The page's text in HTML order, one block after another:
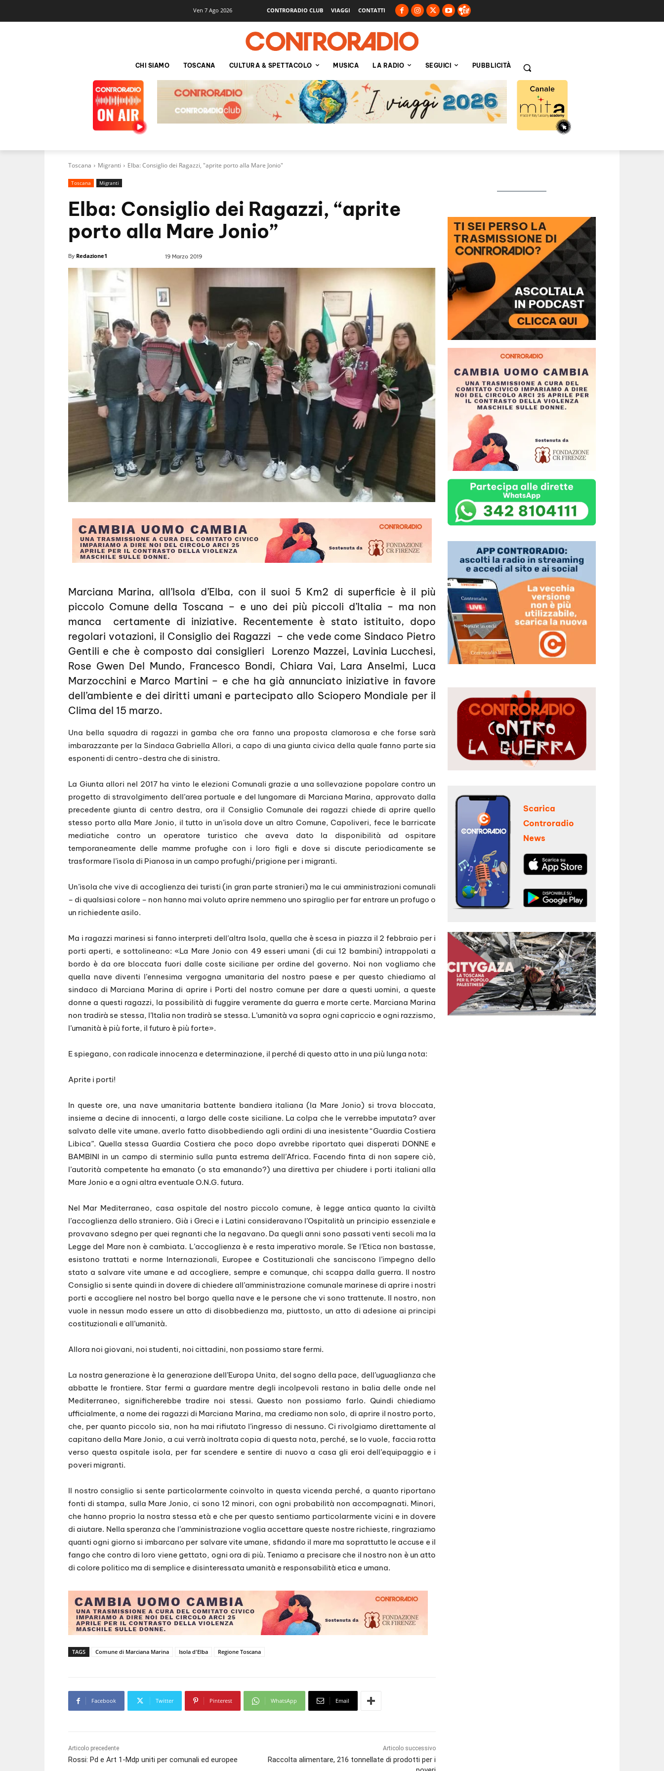
Ven 7 Ago 2026 CONTRORADIO CLUB VIAGGI CONTATTI
CHI SIAMO TOSCANA CULTURA & SPETTACOLO MUSICA LA RADIO SEGUICI PUBBLICITÀ
Toscana Migranti Elba: Consiglio dei Ragazzi, "aprite porto alla Mare Jonio"
Toscana Migranti
Elba: Consiglio dei Ragazzi, “aprite
porto alla Mare Jonio”
By Redazione1 19 Marzo 2019
Marciana Marina, all’Isola d’Elba, con il suoi 5 Km2 di superficie è il più
piccolo Comune della Toscana – e uno dei più piccoli d’Italia – ma non
manca certamente di iniziative. Recentemente è stato istituito, dopo
regolari votazioni, il Consiglio dei Ragazzi – che vede come Sindaco Pietro
Gentili e che è composto dai consiglieri Lorenzo Mazzei, Lavinia Lucchesi,
Rose Gwen Del Mundo, Francesco Bondi, Chiara Vai, Lara Anselmi, Luca
Marzocchini e Marco Martini – e che ha già annunciato iniziative in favore
dell’ambiente e dei diritti umani e partecipato allo Sciopero Mondiale per il
Clima del 15 marzo.
Una bella squadra di ragazzi in gamba che ora fanno una proposta clamorosa e che forse sarà
imbarazzante per la Sindaca Gabriella Allori, a capo di una giunta civica della quale fanno parte sia
esponenti di centro-destra che di sinistra.
La Giunta allori nel 2017 ha vinto le elezioni Comunali grazie a una sollevazione popolare contro un
progetto di stravolgimento dell’area portuale e del lungomare di Marciana Marina, approvato dalla
precedente giunta di centro destra, ora il Consiglio Comunale dei ragazzi chiede di aprire quello
stesso porto alla Mare Jonio, il tutto in un’isola dove un altro Comune, Capoliveri, fece le barricate
mediatiche contro un operatore turistico che aveva dato la disponibilità ad ospitare
temporaneamente delle mamme profughe con i loro figli e dove si discute periodicamente se
trasformare l’isola di Pianosa in un campo profughi/prigione per i migranti.
Un’isola che vive di accoglienza dei turisti (in gran parte stranieri) ma le cui amministrazioni comunali
– di qualsiasi colore – non hanno mai voluto aprire nemmeno uno spiraglio per far entrare un profugo o
un richiedente asilo.
Ma i ragazzi marinesi si fanno interpreti dell’altra Isola, quella che è scesa in piazza il 2 febbraio per i
porti aperti, e sottolineano: «La Mare Jonio con 49 esseri umani (di cui 12 bambini) intrappolati a
bordo è da ore bloccata fuori dalle coste siciliane per ordine del governo. Noi non vogliamo che
quella nave diventi l’ennesima vergogna umanitaria del nostro paese e per questo chiediamo al
sindaco di Marciana Marina di aprire i Porti del nostro comune per dare a questi uomini, a queste
donne a questi ragazzi, la possibilità di fuggire veramente da guerra e morte certe. Marciana Marina
non tradirà se stessa, l’Italia non tradirà se stessa. L’umanità va sopra ogni capriccio e ogni razzismo,
l’umanità è più forte, il futuro è più forte».
E spiegano, con radicale innocenza e determinazione, il perché di questo atto in una più lunga nota:
Aprite i porti!
In queste ore, una nave umanitaria battente bandiera italiana (la Mare Jonio) si trova bloccata,
insieme a decine di innocenti, a largo delle coste siciliane. La colpa che le verrebbe imputata? aver
salvato delle vite umane. averlo fatto disobbediendo agli ordini di una inesistente “Guardia Costiera
Libica”. Quella stessa Guardia Costiera che poco dopo avrebbe riportato quei disperati DONNE e
BAMBINI in un campo di sterminio sulla punta estrema dell’Africa. Facendo finta di non sapere ciò,
l’autorità competente ha emanato (o sta emanando?) una direttiva per chiudere i porti italiani alla
Mare Jonio e a ogni altra eventuale O.N.G. futura.
Nel Mar Mediterraneo, casa ospitale del nostro piccolo comune, è legge antica quanto la civiltà
l’accoglienza dello straniero. Già i Greci e i Latini consideravano l’Ospitalità un principio essenziale e
provavano sdegno per quei regnanti che la negavano. Da quegli anni sono passati venti secoli ma la
Legge del Mare non è cambiata. L’accoglienza è e resta imperativo morale. Se l’Etica non bastasse,
esistono trattati e norme Internazionali, Europee e Costituzionali che sanciscono l’impegno dello
stato a salvare vite umane e ad accogliere, sempre e comunque, chi scappa dalla guerra. Il nostro
Consiglio si sente quindi in dovere di chiedere all’amministrazione comunale marinese di aprire i nostri
porti e accogliere nel nostro bel borgo quella nave e le persone che vi sono trattenute. Il nostro, non
vuole in nessun modo essere un atto di disobbedienza ma, piuttosto, un atto di adesione ai principi
costituzionali e all’umanità.
Allora noi giovani, noi studenti, noi cittadini, non possiamo stare fermi.
La nostra generazione è la generazione dell’Europa Unita, del sogno della pace, dell’uguaglianza che
abbatte le frontiere. Star fermi a guardare mentre degli incolpevoli restano in balia delle onde nel
Mediterraneo, significherebbe tradire noi stessi. Questo non possiamo farlo. Quindi chiediamo
ufficialmente, a nome dei ragazzi di Marciana Marina, ma crediamo non solo, di aprire il nostro porto,
che, per quanto piccolo sia, non ha mai rifiutato l’ingresso di nessuno. Ci rivolgiamo direttamente al
capitano della Mare Jonio, a cui verrà inoltrata copia di questa nota, perché, se lo vuole, faccia rotta
verso questa ospitale isola, per far scendere e sentire di nuovo a casa gli eroi dell’equipaggio e i
poveri migranti.
Il nostro consiglio si sente particolarmente coinvolto in questa vicenda perché, a quanto riportano
fonti di stampa, sulla Mare Jonio, ci sono 12 minori, con ogni probabilità non accompagnati. Minori,
che hanno proprio la nostra stessa età e che per questo sentiamo particolarmente vicini e in dovere
di aiutare. Nella speranza che l’amministrazione voglia accettare queste nostre richieste, ringraziamo
quanti ogni giorno si imbarcano per salvare vite umane, sfidando il mare ma soprattutto le accuse e il
fango che contro di loro viene gettato, ogni ora di più. Teniamo a precisare che il nostro non è un atto
di colore politico ma di semplice e disinteressata umanità e responsabilità etica e umana.
TAGS Comune di Marciana Marina Isola d'Elba Regione Toscana
Facebook Twitter Pinterest WhatsApp Email
Articolo precedente
Rossi: Pd e Art 1-Mdp uniti per comunali ed europee
Articolo successivo
Raccolta alimentare, 216 tonnellate di prodotti per i
Scarica
Controradio
News